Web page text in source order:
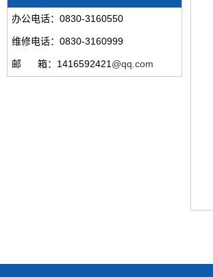
办公电话：0830-3160550
维修电话：0830-3160999
邮 箱：1416592421 @qq.com